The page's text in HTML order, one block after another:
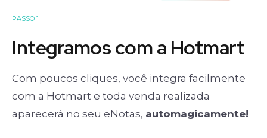
PASSO 1
Integramos com a Hotmart
Com poucos cliques, você integra facilmente
com a Hotmart e toda venda realizada
aparecerá no seu eNotas, automagicamente!